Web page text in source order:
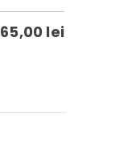
65,00 lei